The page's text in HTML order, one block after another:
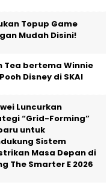
Topup Game
Mudah Disini!
Tea bertema Winnie
Disney di SKAI
Luncurkan
“Grid-Forming”
untuk
Sistem
Masa Depan di
The Smarter E 2026